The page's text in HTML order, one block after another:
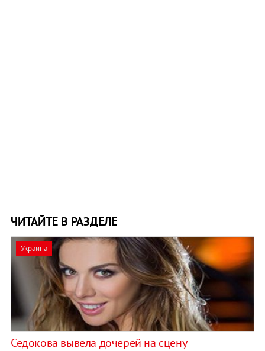
ЧИТАЙТЕ В РАЗДЕЛЕ
Украина
Седокова вывела дочерей на сцену